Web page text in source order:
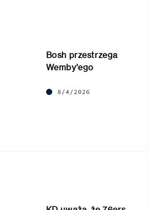
Bosh przestrzega
Wemby’ego
8/4/2026